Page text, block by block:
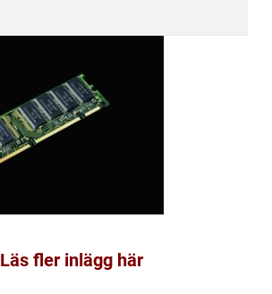
Läs fler inlägg här